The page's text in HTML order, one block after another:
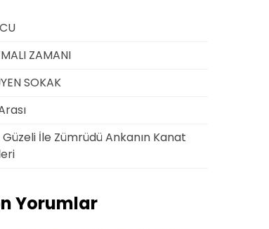
ZAMANI
SOKAK
Güzeli İle Zümrüdü Ankanın Kanat
Yorumlar